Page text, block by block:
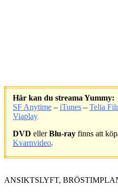
Här kan du streama Yummy:
SF Anytime – iTunes – Telia
Viaplay
DVD ellerBlu-ray finns att
Kvarnvideo.
ANSIKTSLYFT,